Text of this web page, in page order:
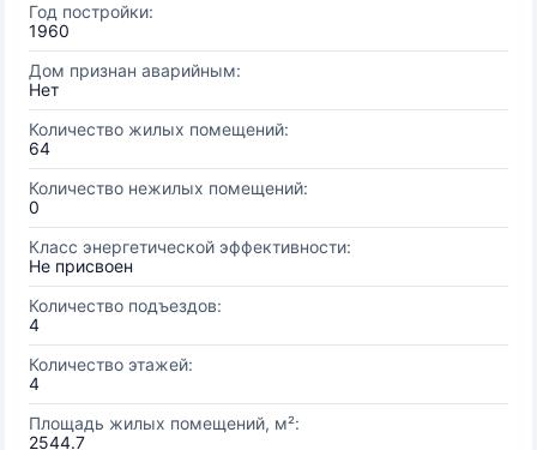
Год постройки:
1960
Дом признан аварийным:
Нет
Количество жилых помещений:
64
Количество нежилых помещений:
0
Класс энергетической эффективности:
Не присвоен
Количество подъездов:
4
Количество этажей:
4
Площадь жилых помещений, м²:
2544.7